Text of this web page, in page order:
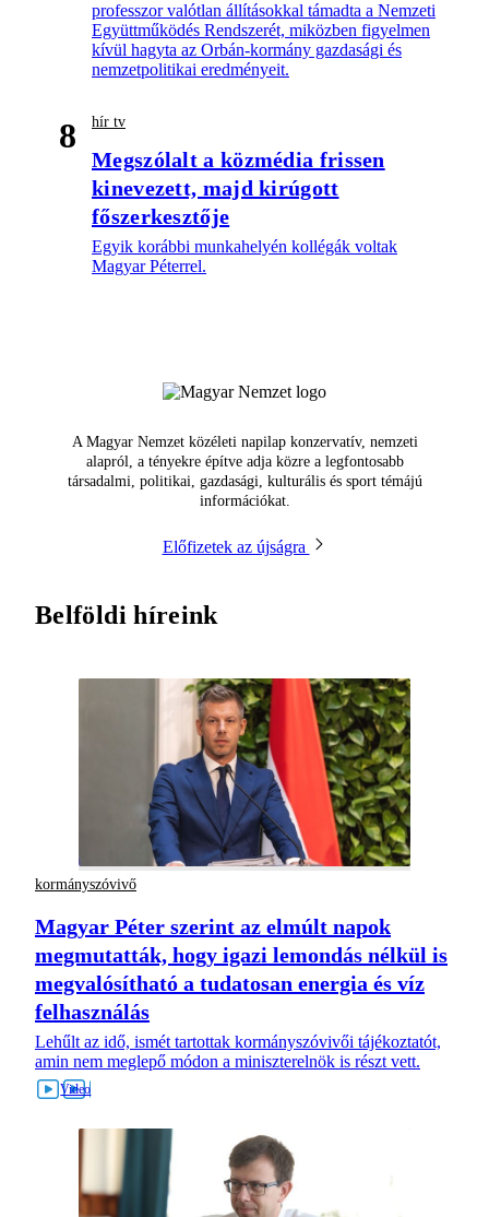
professzor valótlan állításokkal támadta a Nemzeti
Együttműködés Rendszerét, miközben figyelmen
kívül hagyta az Orbán-kormány gazdasági és
nemzetpolitikai eredményeit.
8 hír tv
Megszólalt a közmédia frissen
kinevezett, majd kirúgott
főszerkesztője
Egyik korábbi munkahelyén kollégák voltak
Magyar Péterrel.
A Magyar Nemzet közéleti napilap konzervatív, nemzeti
alapról, a tényekre építve adja közre a legfontosabb
társadalmi, politikai, gazdasági, kulturális és sport témájú
információkat.
Előfizetek az újságra
Belföldi híreink
kormányszóvivő
Magyar Péter szerint az elmúlt napok
megmutatták, hogy igazi lemondás nélkül is
megvalósítható a tudatosan energia és víz
felhasználás
Lehűlt az idő, ismét tartottak kormányszóvivői tájékoztatót,
amin nem meglepő módon a miniszterelnök is részt vett.